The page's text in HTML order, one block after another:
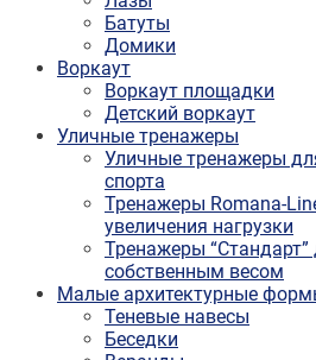
Батуты
Домики
Воркаут
Воркаут площадки
Детский воркаут
Уличные тренажеры
Уличные тренажеры
спорта
Тренажеры Romana-
увеличения нагрузки
Тренажеры “Стандарт”
собственным весом
Малые архитектурные
Теневые навесы
Беседки